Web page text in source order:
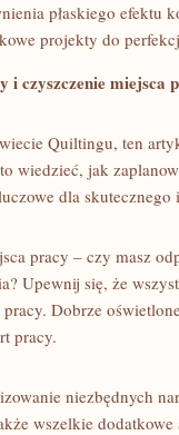
płaskiego efektu
projekty do
czyszczenie miejsca
Quiltingu, ⁢ten
wiedzieć, jak
dla
pracy – czy masz
⁤Upewnij⁤ się, że⁣
Dobrze
pracy.
niezbędnych
wszelkie